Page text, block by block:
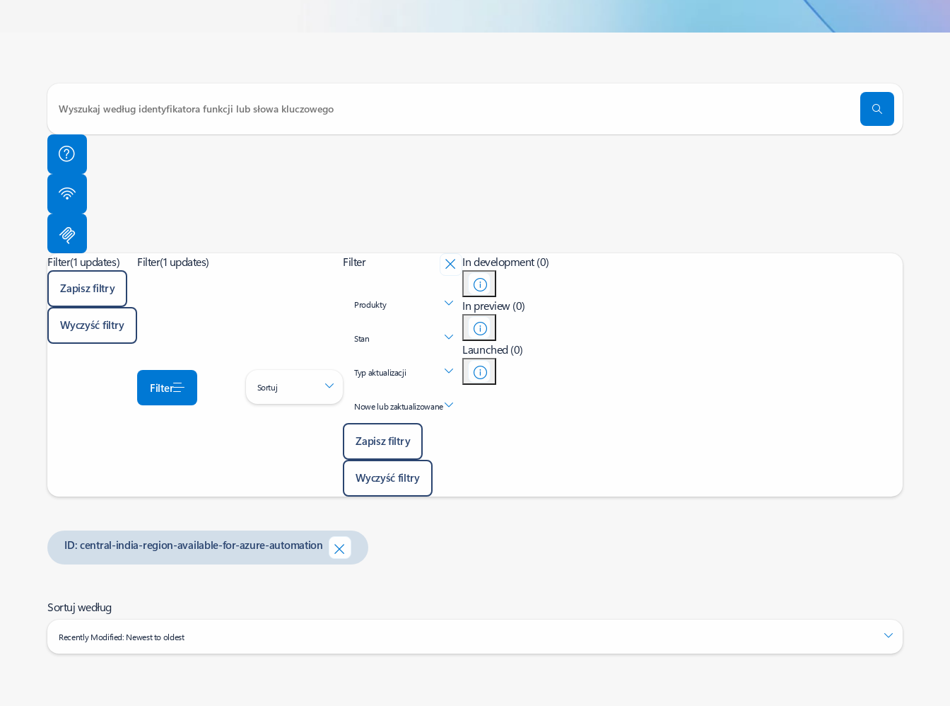
Filter(1 updates)
Zapisz filtry
Wyczyść filtry
Filter(1 updates)
Filter Sortuj
Filter
Produkty
Stan
Typ aktualizacji
Nowe lub zaktualizowane
Zapisz filtry
Wyczyść filtry
In development (0)
In preview (0)
Launched (0)
ID: central-india-region-available-for-azure-automation
Sortuj według
Recently Modified: Newest to oldest